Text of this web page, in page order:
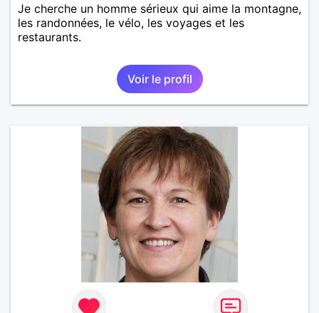
Je cherche un homme sérieux qui aime la montagne,
les randonnées, le vélo, les voyages et les
restaurants.
Voir le profil